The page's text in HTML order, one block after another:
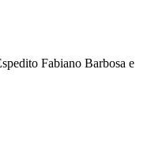
Fabiano Barbosa e